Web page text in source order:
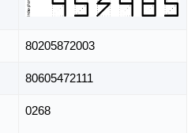
80205872003
80605472111
0268